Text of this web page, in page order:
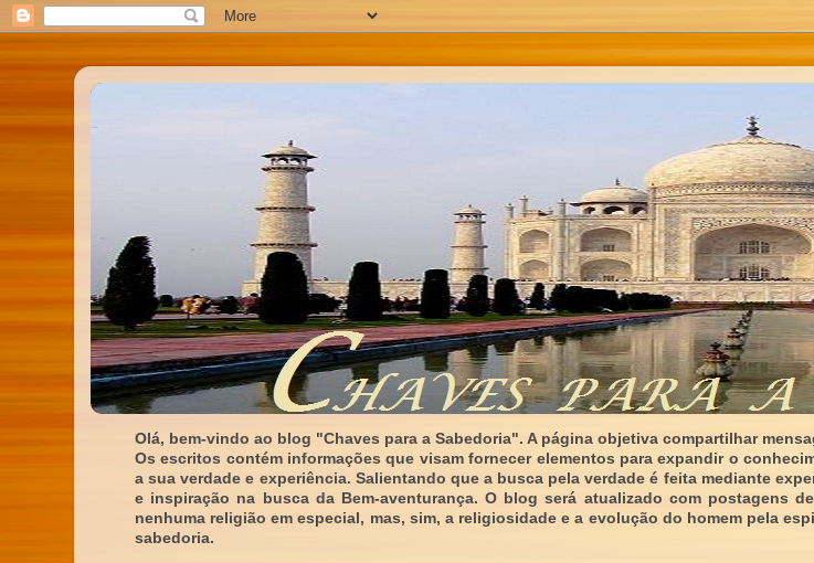
Olá, bem-vindo ao blog "Chaves para a Sabedoria". A página objetiva compartilhar
Os escritos contém informações que visam fornecer elementos para expandir o
a sua verdade e experiência. Salientando que a busca pela verdade é feita mediante
e inspiração na busca da Bem-aventurança. O blog será atualizado com postagens
nenhuma religião em especial, mas, sim, a religiosidade e a evolução do homem pela
sabedoria.